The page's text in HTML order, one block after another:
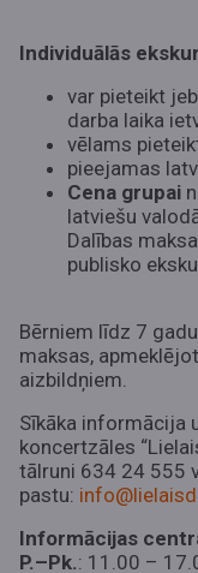
Individuālās
var pieteikt
darba laika
vēlams
pieejamas
Cena grupai
latviešu
Dalības
publisko
Bērniem līdz 7
maksas,
aizbildņiem.
Sīkāka informācija
koncertzāles
tālruni 634 24 555
pastu:
Informācijas
P.–Pk.: 11.00 –